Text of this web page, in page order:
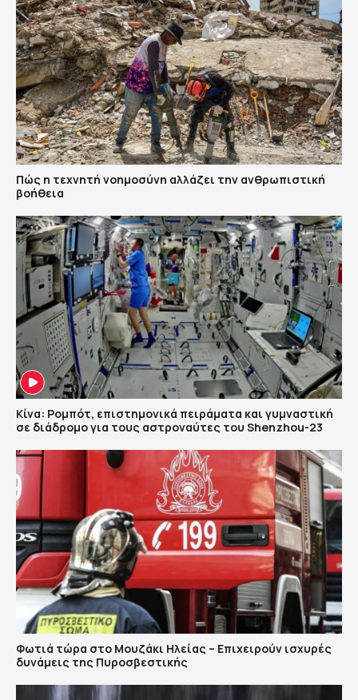
Πώς η τεχνητή νοημοσύνη αλλάζει την ανθρωπιστική
βοήθεια
Κίνα: Ρομπότ, επιστημονικά πειράματα και γυμναστική
σε διάδρομο για τους αστροναύτες του Shenzhou-23
Φωτιά τώρα στο Μουζάκι Ηλείας – Επιχειρούν ισχυρές
δυνάμεις της Πυροσβεστικής